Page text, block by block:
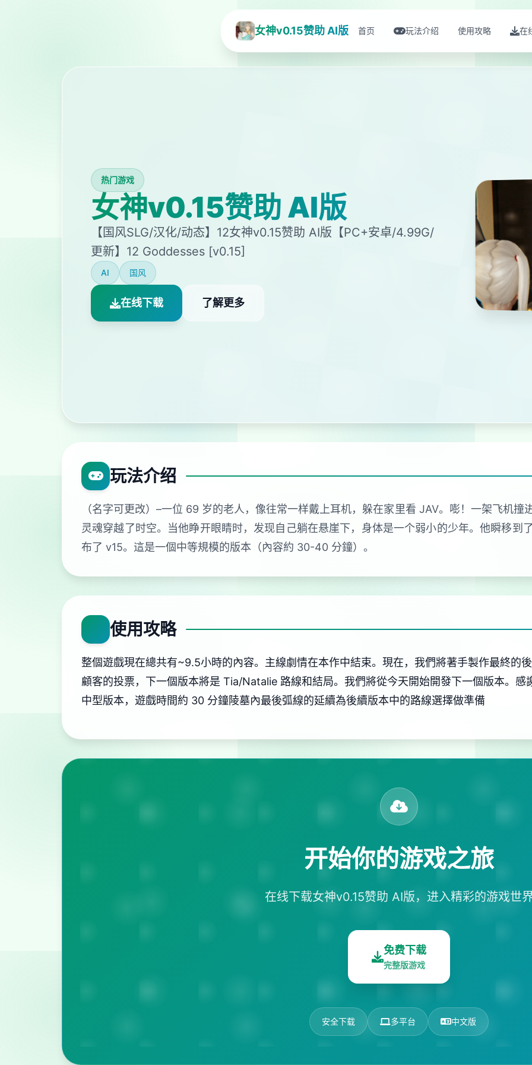
女神v0.15赞助 AI版 首页 玩法介绍 使用攻略 在
热门游戏
女神v0.15赞助 AI版
【国风SLG/汉化/动态】12女神v0.15赞助 AI版【PC+安卓/4.99G/
更新】12 Goddesses [v0.15]
AI 国风
在线下载 了解更多
玩法介绍
（名字可更改）–一位 69 岁的老人，像往常一样戴上耳机，躲在家里看 JAV。嘭！一架飞机
灵魂穿越了时空。当他睁开眼睛时，发现自己躺在悬崖下，身体是一个弱小的少年。他瞬移到
布了 v15。這是一個中等規模的版本（內容約 30-40 分鐘）。
使用攻略
整個遊戲現在總共有~9.5小時的內容。主線劇情在本作中結束。現在，我們將著手製作最終的
顧客的投票，下一個版本將是 Tia/Natalie 路線和結局。我們將從今天開始開發下一個版本。感
中型版本，遊戲時間約 30 分鐘陵墓內最後弧線的延續為後續版本中的路線選擇做準備
开始你的游戏之旅
在线下载女神v0.15赞助 AI版，进入精彩的游戏世
免费下载
完整版游戏
安全下载 多平台 中文版